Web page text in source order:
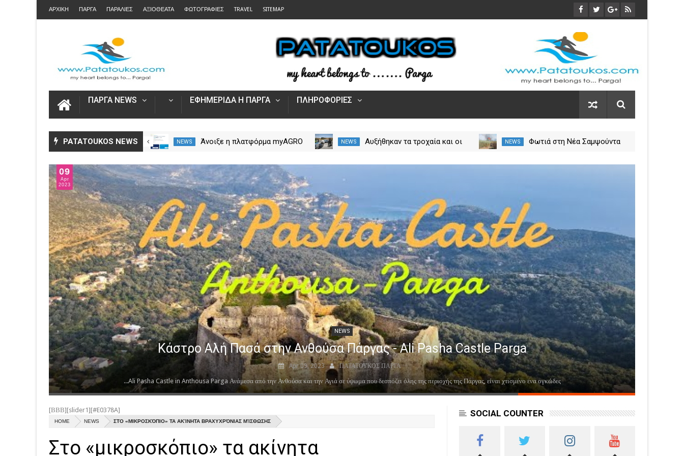
ΑΡΧΙΚΗ ΠΑΡΓΑ ΠΑΡΑΛΙΕΣ ΑΞΙΟΘΕΑΤΑ ΦΩΤΟΓΡΑΦΙΕΣ TRAVEL SITEMAP
ΠΑΡΓΑ NEWS ΕΦΗΜΕΡΙΔΑ Η ΠΑΡΓΑ ΠΛΗΡΟΦΟΡΙΕΣ
PATATOUKOS NEWS
Η Καινοτομία στα ταξίδια μόνο
στο Skarpos Tours Parga
NEWS
Άνοιξε η πλατφόρμα myAGRO
Ενιαία Αίτηση Ενίσχυσης
NEWS
Αυξήθηκαν τα τροχαία και οι
NEWS
Φωτιά στη Νέα Σαμψούντα
09
Apr
2023
NEWS
Κάστρο Αλή Πασά στην Ανθούσα Πάργας - Ali Pasha Castle Parga
Apr 09, 2023 ΠΑΤΑΤΟΥΚΟΣ ΠΑΡΓΑ
Ali Pasha Castle in Anthousa Parga Ανάμεσα από την Ανθούσα και την Αγιά σε ύψωμα που δεσπόζει όλης της περιοχής της Πάργας, είναι χτισμένο ένα ογκώδες...
[ΒΒΒ][slider1][#E0378A]
HOME NEWS ΣΤΟ «ΜΙΚΡΟΣΚΌΠΙΟ» ΤΑ ΑΚΊΝΗΤΑ ΒΡΑΧΥΧΡΌΝΙΑΣ ΜΊΣΘΩΣΗΣ
Στο «μικροσκόπιο» τα ακίνητα
SOCIAL COUNTER